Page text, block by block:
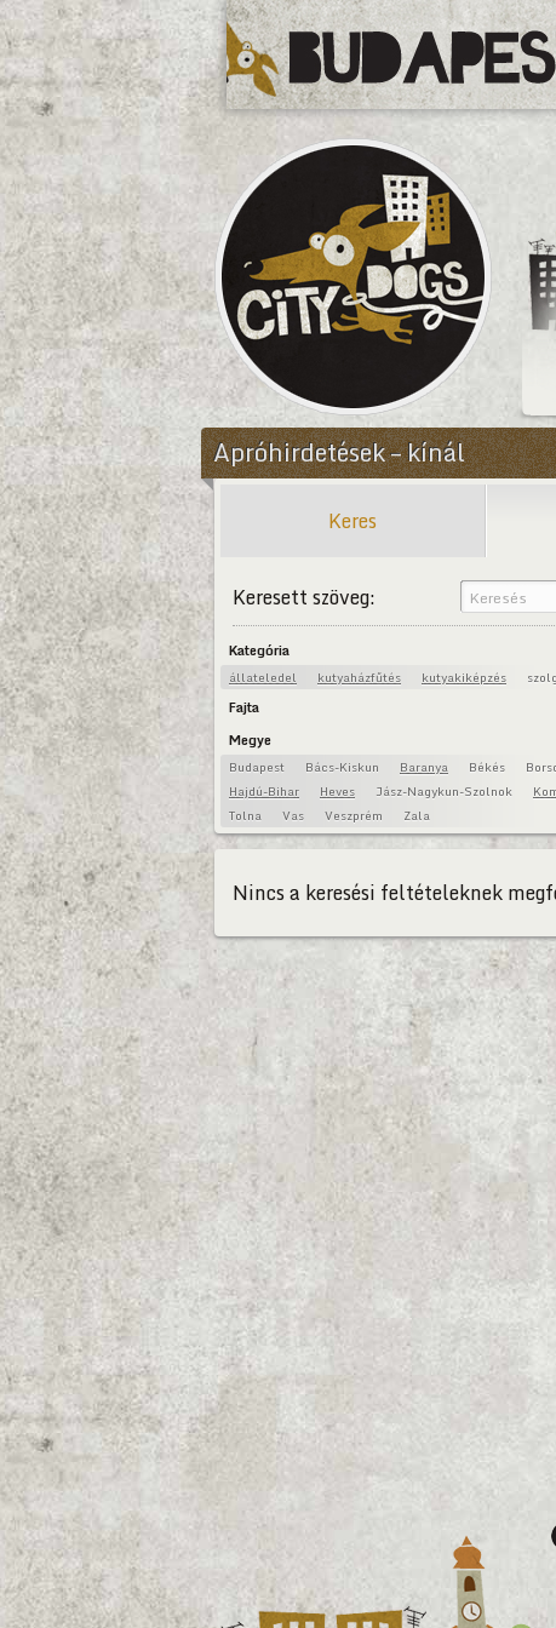
CityDogs
Apróhirdetések – kínál
Keres
Keresett szöveg:
Kategória
állateledel kutyaházfűtés kutyakiképzés
Fajta
Megye
Budapest Bács-Kiskun Baranya Békés
Hajdú-Bihar
Heves Jász-Nagykun-Szolnok
Tolna
Vas Veszprém Zala
Nincs a keresési feltételeknek